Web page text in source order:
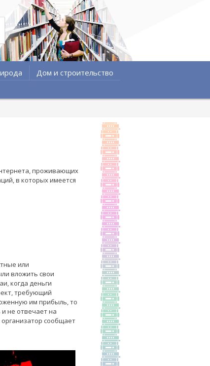
Дом и строительство
проживающих
в которых имеется
или
вложить свои
когда деньги
требующий
им прибыль, то
и не отвечает на
организатор сообщает